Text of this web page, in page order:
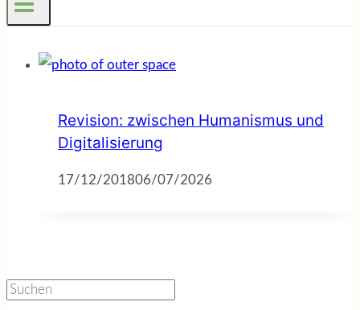
Revision: zwischen Humanismus und
Digitalisierung
17/12/201806/07/2026
Suchen